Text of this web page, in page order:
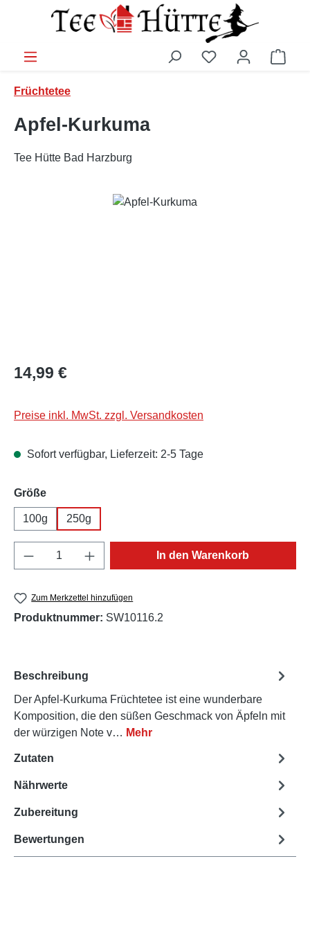
Zum Hauptinhalt springen
Früchtetee
Apfel-Kurkuma
Tee Hütte Bad Harzburg
Bildergalerie überspringen
Regulärer Preis:
14,99 €
Preise inkl. MwSt. zzgl. Versandkosten
Sofort verfügbar, Lieferzeit: 2-5 Tage
Größeauswählen
100g 250g
Produkt Anzahl: Gib den gewünschten
In den Warenkorb
Zum Merkzettel hinzufügen
Produktnummer: SW10116.2
Beschreibung
Der Apfel-Kurkuma Früchtetee ist eine wunderbare
Komposition, die den süßen Geschmack von Äpfeln mit
der würzigen Note v… Mehr
Zutaten
Nährwerte
Zubereitung
Bewertungen